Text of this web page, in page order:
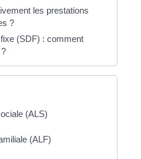
les prestations
?
(SDF) : comment
(ALS)
(ALF)